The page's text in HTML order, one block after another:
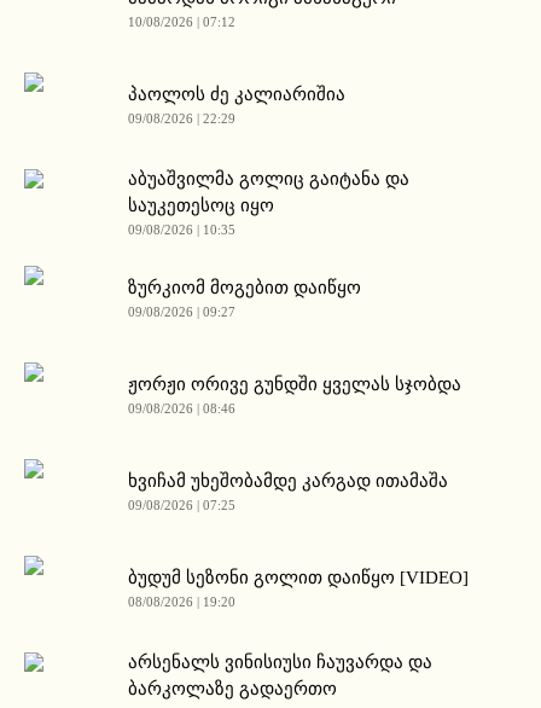
10/08/2026 | 07:12
პაოლოს ძე კალიარიშია
09/08/2026 | 22:29
აბუაშვილმა გოლიც გაიტანა და
საუკეთესოც იყო
09/08/2026 | 10:35
ზურკიომ მოგებით დაიწყო
09/08/2026 | 09:27
ჟორჟი ორივე გუნდში ყველას სჯობდა
09/08/2026 | 08:46
ხვიჩამ უხეშობამდე კარგად ითამაშა
09/08/2026 | 07:25
ბუდუმ სეზონი გოლით დაიწყო [VIDEO]
08/08/2026 | 19:20
არსენალს ვინისიუსი ჩაუვარდა და
ბარკოლაზე გადაერთო